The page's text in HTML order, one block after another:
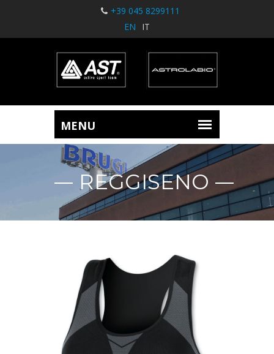
+39 045 8299111
EN
IT
REGGISENO